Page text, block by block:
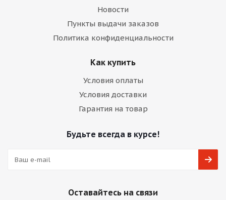
Новости
Пункты выдачи заказов
Политика конфиденциальности
Как купить
Условия оплаты
Условия доставки
Гарантия на товар
Будьте всегда в курсе!
Оставайтесь на связи